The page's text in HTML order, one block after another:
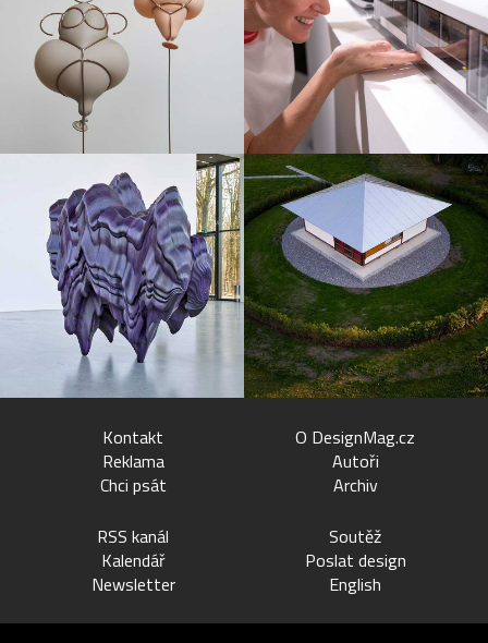
Kontakt
Reklama
Chci psát
O DesignMag.cz
Autoři
Archiv
RSS kanál
Kalendář
Newsletter
Soutěž
Poslat design
English